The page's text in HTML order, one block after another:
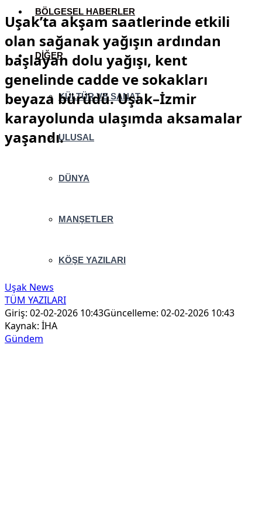
BÖLGESEL HABERLER
DİĞER
KÜLTÜR VE SANAT
ULUSAL
DÜNYA
MANŞETLER
KÖŞE YAZILARI
Uşak’ta akşam saatlerinde etkili
olan sağanak yağışın ardından
başlayan dolu yağışı, kent
genelinde cadde ve sokakları
beyaza bürüdü. Uşak–İzmir
karayolunda ulaşımda aksamalar
yaşandı.
Uşak News
TÜM YAZILARI
Giriş: 02-02-2026 10:43Güncelleme: 02-02-2026 10:43
Kaynak: İHA
Gündem